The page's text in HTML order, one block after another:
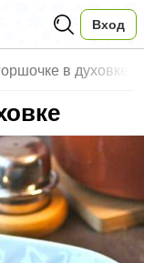
Вход
в духовке